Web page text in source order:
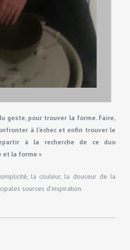
geste, pour trouver la forme. Faire,
à l’échec et enfin trouver le
à la recherche de ce duo
et la forme »
la couleur, la douceur de la
sources d’inspiration.